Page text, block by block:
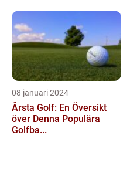
08 januari 2024
Årsta Golf: En Översikt
över Denna Populära
Golfba...